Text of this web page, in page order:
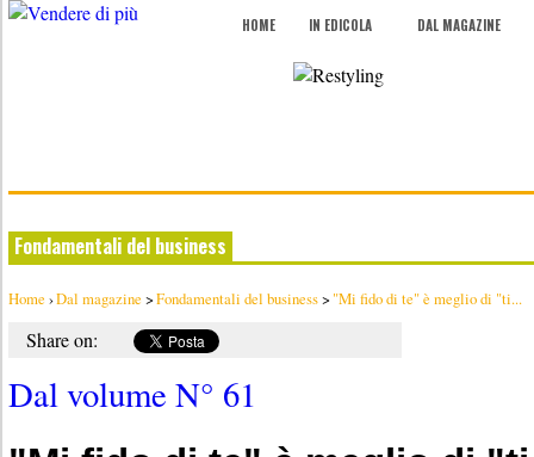
HOME IN EDICOLA DAL MAGAZINE
Fondamentali del business
Home ›Dal magazine >Fondamentali del business> "Mi fido di te" è meglio di "ti...
Share on:
Dal volume N° 61